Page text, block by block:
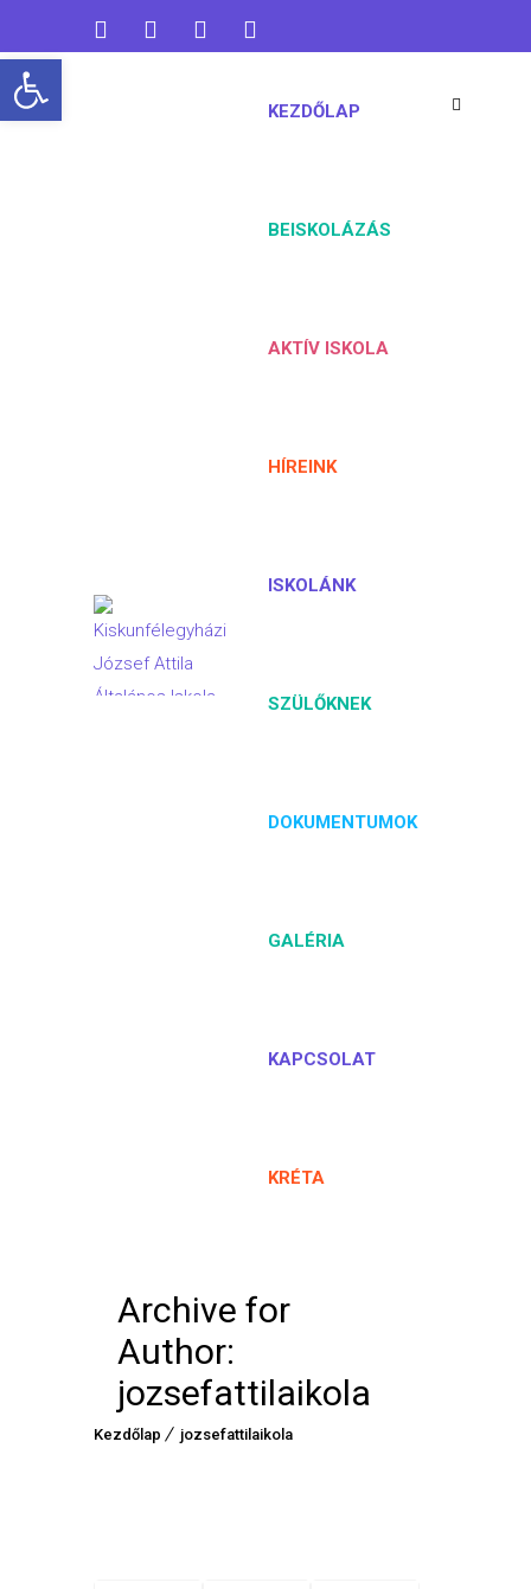
KEZDŐLAP
BEISKOLÁZÁS
AKTÍV ISKOLA
HÍREINK
ISKOLÁNK
SZÜLŐKNEK
DOKUMENTUMOK
GALÉRIA
KAPCSOLAT
KRÉTA
Archive for
Author:
jozsefattilaikola
Kezdőlap jozsefattilaikola
Open toolbar